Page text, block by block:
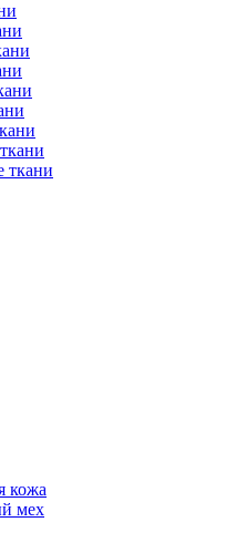
ткани
кожа
мех